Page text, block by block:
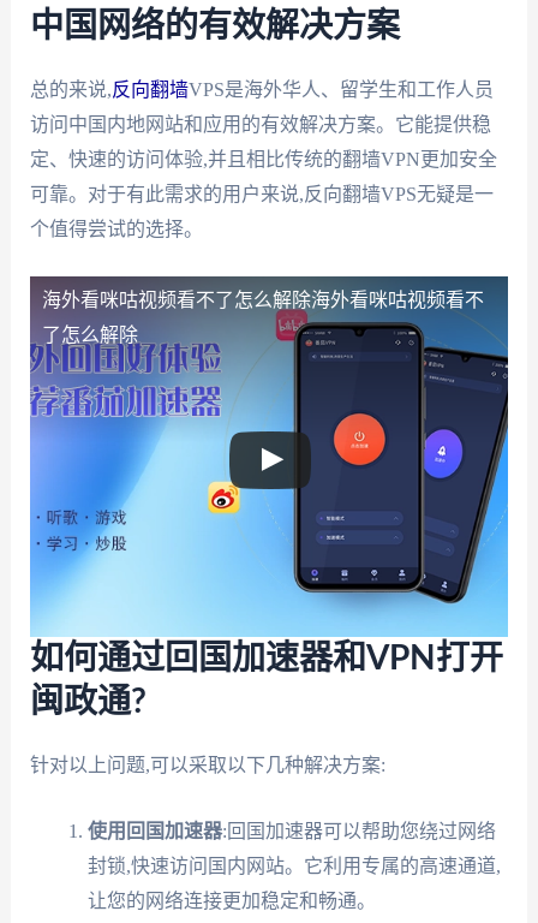
中国网络的有效解决方案
总的来说,反向翻墙VPS是海外华人、留学生和工作人员
访问中国内地网站和应用的有效解决方案。它能提供稳
定、快速的访问体验,并且相比传统的翻墙VPN更加安全
可靠。对于有此需求的用户来说,反向翻墙VPS无疑是一
个值得尝试的选择。
海外看咪咕视频看不了怎么解除海外看咪咕视频看不
了怎么解除
如何通过回国加速器和VPN打开
闽政通?
针对以上问题,可以采取以下几种解决方案:
使用回国加速器:回国加速器可以帮助您绕过网络
封锁,快速访问国内网站。它利用专属的高速通道,
让您的网络连接更加稳定和畅通。